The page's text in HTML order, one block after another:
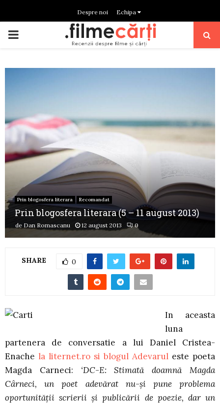
Despre noi Echipa
PRIMARY
Prin blogosfera literara Recomandat
Prin blogosfera literara (5 – 11 august 2013)
de Dan Romascanu 12 august 2013 0
SHARE 0
In aceasta
luna
partenera de conversatie a lui Daniel Cristea-
Enache la liternet.ro si blogul Adevarul este poeta
Magda Carneci: ‘DC-E: Stimată doamnă Magda
Cârneci, un poet adevărat nu-şi pune problema
oportunităţii scrierii şi publicării de poezie, dar un